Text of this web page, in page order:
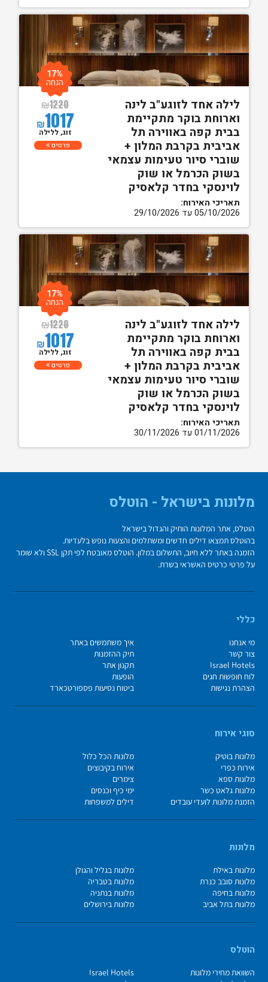
לילה אחד לזוגע"ב לינה
וארוחת בוקר מתקיימת
בבית קפה באווירה תל
אביבית בקרבת המלון +
שוברי סיור טעימות עצמאי
בשוק הכרמל או שוק
לוינסקי בחדר קלאסיק
תאריכי האירוח:
05/10/2026 עד 29/10/2026
₪1220
₪1017
17%
הנחה
זוג, ללילה
פרטים
לילה אחד לזוגע"ב לינה
וארוחת בוקר מתקיימת
בבית קפה באווירה תל
אביבית בקרבת המלון +
שוברי סיור טעימות עצמאי
בשוק הכרמל או שוק
לוינסקי בחדר קלאסיק
תאריכי האירוח:
01/11/2026 עד 30/11/2026
₪1220
₪1017
17%
הנחה
זוג, ללילה
פרטים
מלונות בישראל - הוטלס
הוטלס, אתר המלונות הותיק והגדול בישראל
בהוטלס תמצאו דילים חדשים ומשתלמים והצעות נופש בלעדיות.
הזמנה באתר ללא חיוב, התשלום במלון. הוטלס מאובטח לפי תקן SSL ולא שומר
על פרטי כרטיס האשראי בשרת.
כללי
מי אנחנו
איך משתמשים באתר
צור קשר
תיק ההזמנות
Israel Hotels
תקנון אתר
לוח חופשות חגים
הופעות
הצהרת נגישות
ביטוח נסיעות פספורטכארד
סוגי אירוח
מלונות בוטיק
מלונות הכל כלול
אירוח כפרי
אירוח בקיבוצים
מלונות ספא
צימרים
מלונות גלאט כשר
ימי כיף וכנסים
הזמנת מלונות לועדי עובדים
דילים למשפחות
מלונות
מלונות באילת
מלונות בגליל והגולן
מלונות סובב כנרת
מלונות בטבריה
מלונות בחיפה
מלונות בנתניה
מלונות בתל אביב
מלונות בירושלים
הוטלס
השוואת מחירי מלונות
Israel Hotels